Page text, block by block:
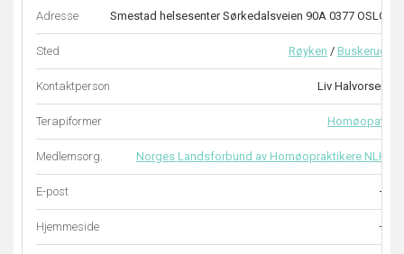
Adresse Smestad helsesenter Sørkedalsveien 90A 0377 OSLO
Sted Røyken / Buskerud
Kontaktperson Liv Halvorsen
Terapiformer Homøopati
Medlemsorg. Norges Landsforbund av Homøopraktikere NLH
E-post –
Hjemmeside –